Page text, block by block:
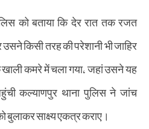
को बताया कि देर रात तक रजत
किसी तरह की परेशानी भी जाहिर
कमरे में चला गया, जहां उसने यह
कल्याणपुर थाना पुलिस ने जांच
साक्ष्य एकत्र कराए।